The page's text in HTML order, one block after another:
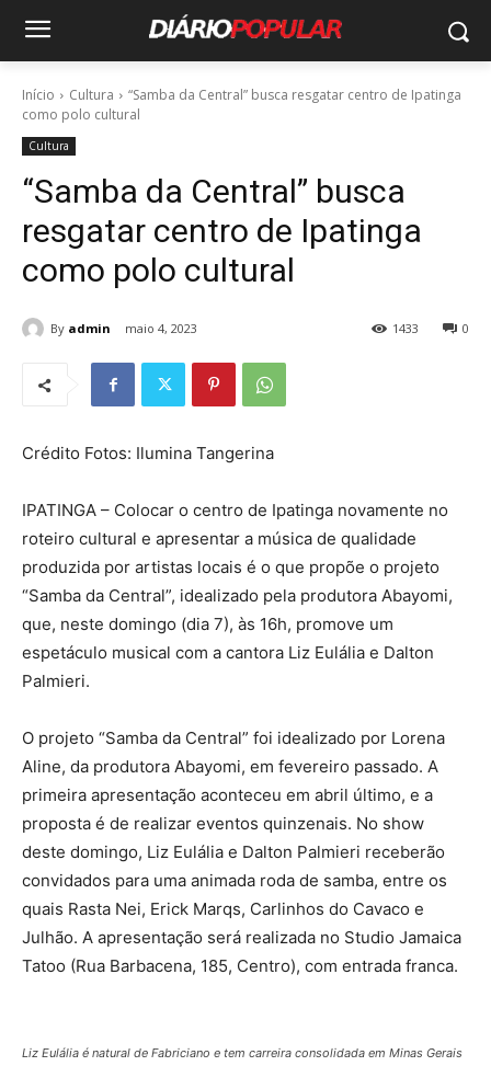
Início Cultura
“Samba da Central” busca resgatar centro de Ipatinga
como polo cultural
Cultura
“Samba da Central” busca
resgatar centro de Ipatinga
como polo cultural
By admin maio 4, 2023 0
1433
Crédito Fotos: Ilumina Tangerina
IPATINGA – Colocar o centro de Ipatinga novamente no
roteiro cultural e apresentar a música de qualidade
produzida por artistas locais é o que propõe o projeto
“Samba da Central”, idealizado pela produtora Abayomi,
que, neste domingo (dia 7), às 16h, promove um
espetáculo musical com a cantora Liz Eulália e Dalton
Palmieri.
O projeto “Samba da Central” foi idealizado por Lorena
Aline, da produtora Abayomi, em fevereiro passado. A
primeira apresentação aconteceu em abril último, e a
proposta é de realizar eventos quinzenais. No show
deste domingo, Liz Eulália e Dalton Palmieri receberão
convidados para uma animada roda de samba, entre os
quais Rasta Nei, Erick Marqs, Carlinhos do Cavaco e
Julhão. A apresentação será realizada no Studio Jamaica
Tatoo (Rua Barbacena, 185, Centro), com entrada franca.
Liz Eulália é natural de Fabriciano e tem carreira consolidada em Minas Gerais